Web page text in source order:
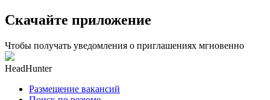
Скачайте приложение
Чтобы получать уведомления о приглашениях мгновенно
HeadHunter
Размещение вакансий